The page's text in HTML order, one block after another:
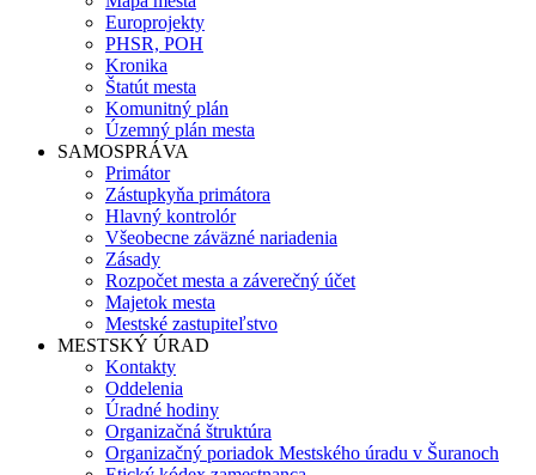
Europrojekty
PHSR, POH
Kronika
Štatút mesta
Komunitný plán
Územný plán mesta
SAMOSPRÁVA
Primátor
Zástupkyňa primátora
Hlavný kontrolór
Všeobecne záväzné nariadenia
Zásady
Rozpočet mesta a záverečný účet
Majetok mesta
Mestské zastupiteľstvo
MESTSKÝ ÚRAD
Kontakty
Oddelenia
Úradné hodiny
Organizačná štruktúra
Organizačný poriadok Mestského úradu v Šuranoch